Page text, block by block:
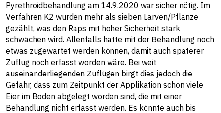
Pyrethroidbehandlung am 14.9.2020 war sicher nötig. Im
Verfahren K2 wurden mehr als sieben Larven/Pflanze
gezählt, was den Raps mit hoher Sicherheit stark
schwächen wird. Allenfalls hätte mit der Behandlung noch
etwas zugewartet werden können, damit auch späterer
Zuflug noch erfasst worden wäre. Bei weit
auseinanderliegenden Zuflügen birgt dies jedoch die
Gefahr, dass zum Zeitpunkt der Applikation schon viele
Eier im Boden abgelegt worden sind, die mit einer
Behandlung nicht erfasst werden. Es könnte auch bis